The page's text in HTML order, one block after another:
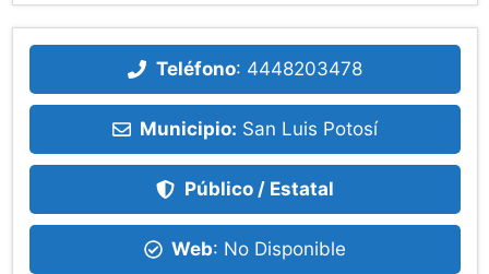
Teléfono: 4448203478
Municipio: San Luis Potosí
Público / Estatal
Web: No Disponible